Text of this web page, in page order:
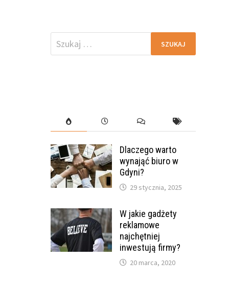
Szukaj:
Dlaczego warto
wynająć biuro w
Gdyni?
29 stycznia, 2025
W jakie gadżety
reklamowe
najchętniej
inwestują firmy?
20 marca, 2020